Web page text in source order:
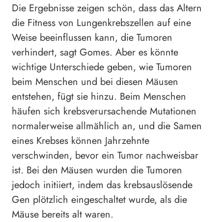
Die Ergebnisse zeigen schön, dass das Altern
die Fitness von Lungenkrebszellen auf eine
Weise beeinflussen kann, die Tumoren
verhindert, sagt Gomes. Aber es könnte
wichtige Unterschiede geben, wie Tumoren
beim Menschen und bei diesen Mäusen
entstehen, fügt sie hinzu. Beim Menschen
häufen sich krebsverursachende Mutationen
normalerweise allmählich an, und die Samen
eines Krebses können Jahrzehnte
verschwinden, bevor ein Tumor nachweisbar
ist. Bei den Mäusen wurden die Tumoren
jedoch initiiert, indem das krebsauslösende
Gen plötzlich eingeschaltet wurde, als die
Mäuse bereits alt waren.